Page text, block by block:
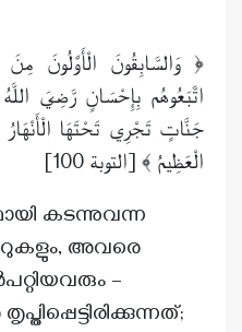
﴿ وَالسَّابِقُونَ الْأَوَّلُونَ مِنَ
اتَّبَعُوهُم بِإِحْسَانٍ رَّضِيَ
جَنَّاتٍ تَجْرِي تَحْتَهَا الْأَنْهَارُ
الْعَظِيمُ ﴾ [التوبة 100]
കടന്നുവന്ന
അവരെ
–